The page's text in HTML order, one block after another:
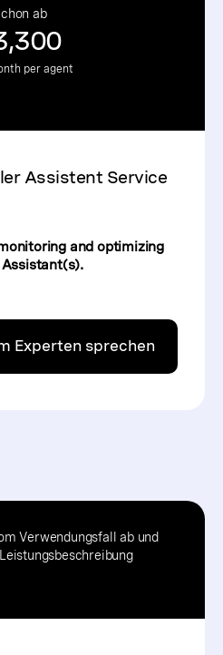
ab
per agent
Assistent Service
and optimizing
Experten sprechen
Verwendungsfall ab und